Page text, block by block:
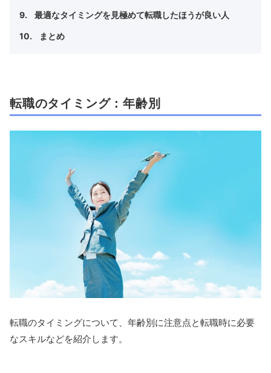
最適なタイミングを見極めて転職したほうが良い人
まとめ
転職のタイミング：年齢別
転職のタイミングについて、年齢別に注意点と転職時に必要
なスキルなどを紹介します。